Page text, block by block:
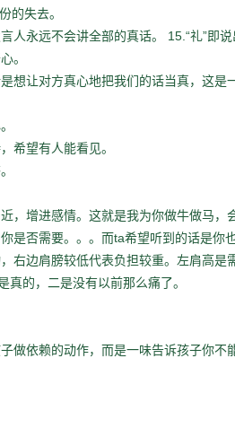
的失去。
人永远不会讲全部的真话。 15.“礼”即
。
想让对方真心地把我们的话当真，这是
希望有人能看见。
，增进感情。这就是我为你做牛做马，
是否需要。。。而ta希望听到的话是你
右边肩膀较低代表负担较重。左肩高是
真的，二是没有以前那么痛了。
做依赖的动作，而是一味告诉孩子你